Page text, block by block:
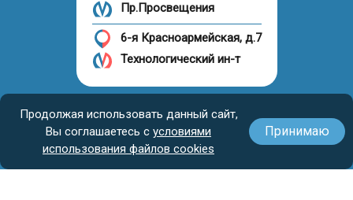
Продолжая использовать данный сайт,
Вы соглашаетесь с условиями
использования файлов cookies
Принимаю
Пр.Просвещения
6-я Красноармейская, д.7
Технологический ин-т
Налоговый вычет